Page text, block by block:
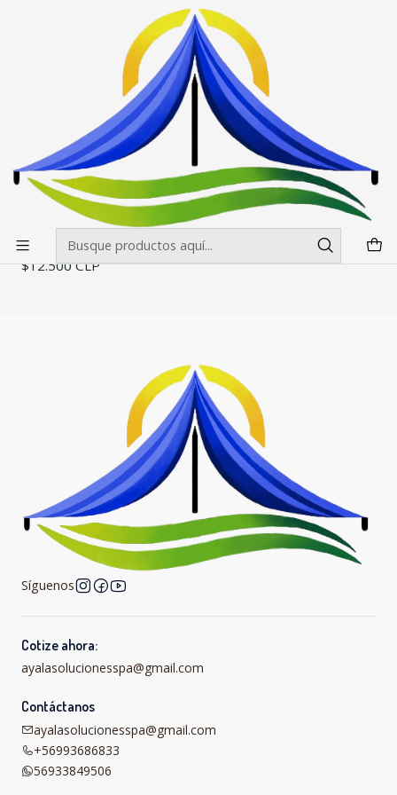
Envíos gratis desde $500.000 en Santiago
Accesorios para Toldos / laterales
Laterales para Toldos 2x2 mt
Laterales para Toldos 2x2 mt
Filtros
+7
Laterales para Toldos 2x2 mt Estandar
$12.500 CLP
Síguenos
Cotize ahora:
ayalasolucionesspa@gmail.com
Contáctanos
ayalasolucionesspa@gmail.com
+56993686833
56933849506